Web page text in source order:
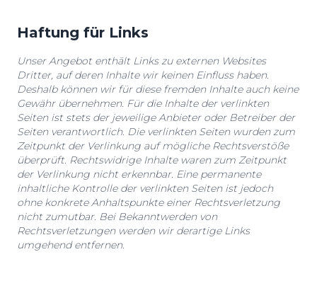
Haftung für Links
Unser Angebot enthält Links zu externen Websites
Dritter, auf deren Inhalte wir keinen Einfluss haben.
Deshalb können wir für diese fremden Inhalte auch keine
Gewähr übernehmen. Für die Inhalte der verlinkten
Seiten ist stets der jeweilige Anbieter oder Betreiber der
Seiten verantwortlich. Die verlinkten Seiten wurden zum
Zeitpunkt der Verlinkung auf mögliche Rechtsverstöße
überprüft. Rechtswidrige Inhalte waren zum Zeitpunkt
der Verlinkung nicht erkennbar. Eine permanente
inhaltliche Kontrolle der verlinkten Seiten ist jedoch
ohne konkrete Anhaltspunkte einer Rechtsverletzung
nicht zumutbar. Bei Bekanntwerden von
Rechtsverletzungen werden wir derartige Links
umgehend entfernen.